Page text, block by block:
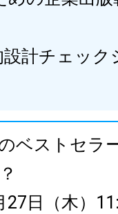
設計チェック
ベストセラ
27日（木）